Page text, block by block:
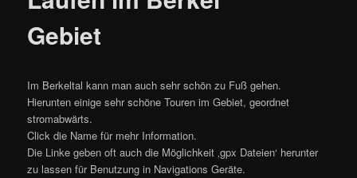
Gebiet
Im Berkeltal kann man auch sehr schön zu Fuß gehen.
Hierunten einige sehr schöne Touren im Gebiet, geordnet
stromabwärts.
Click die Name für mehr Information.
Die Linke geben oft auch die Möglichkeit ‚gpx Dateien‘ herunter
zu lassen für Benutzung in Navigations Geräte.